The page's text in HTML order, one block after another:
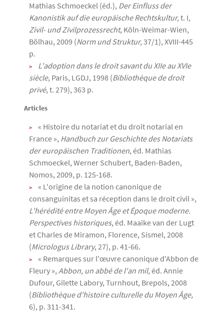
Mathias Schmoeckel (éd.), Der Einfluss der
Kanonistik auf die europäische Rechtskultur,t. I,
Zivil- und Zivilprozessrecht, Köln-Weimar-Wien,
Bölhau, 2009 (Norm und Struktur,37/1), XVIII-445
p.
L'adoption dans le droit savant du XIIe au XVIe
siècle, Paris, LGDJ, 1998 (Bibliothèque de droit
privé, t. 279), 363 p.
Articles
« Histoire du notariat et du droit notarial en
France », Handbuch zur Geschichte des Notariats
der europäischen Traditionen, éd. Mathias
Schmoeckel, Werner Schubert, Baden-Baden,
Nomos, 2009, p. 125-168.
« L'origine de la notion canonique de
consanguinitas et sa réception dans le droit civil »,
L'hérédité entre Moyen Âge et Époque moderne.
Perspectives historiques, éd. Maaike van der Lugt
et Charles de Miramon, Florence, Sismel, 2008
(Micrologus Library, 27), p. 41-66.
« Remarques sur l'œuvre canonique d'Abbon de
Fleury », Abbon, un abbé de l'an mil,éd. Annie
Dufour, Gilette Labory, Turnhout, Brepols, 2008
(Bibliothèque d'histoire culturelle du Moyen Âge,
6), p. 311-341.